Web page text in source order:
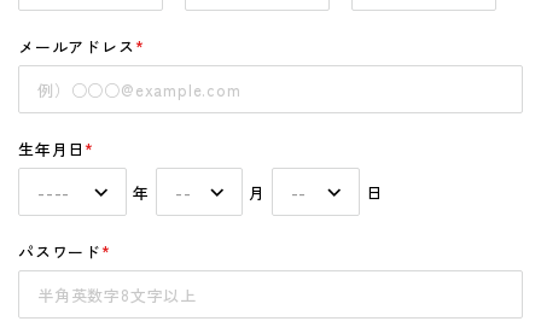
メールアドレス*
生年月日 *
年
月 日
パスワード*